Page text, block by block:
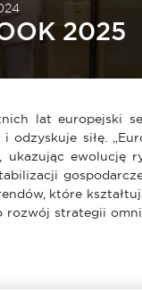
2025
lat europejski
odzyskuje siłę.
ukazując ewolucję
które
rozwój strategii